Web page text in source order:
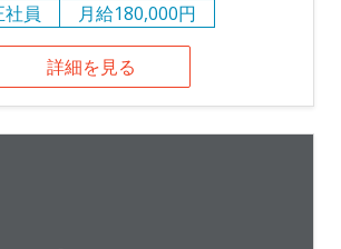
社員
月給180,000円
詳細を見る